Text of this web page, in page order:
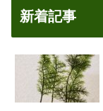
新着記事